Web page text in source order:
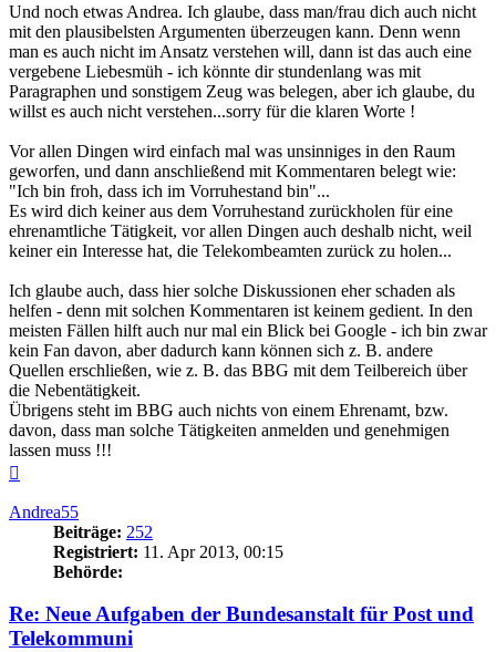
Und noch etwas Andrea. Ich glaube, dass man/frau dich auch nicht
mit den plausibelsten Argumenten überzeugen kann. Denn wenn
man es auch nicht im Ansatz verstehen will, dann ist das auch eine
vergebene Liebesmüh - ich könnte dir stundenlang was mit
Paragraphen und sonstigem Zeug was belegen, aber ich glaube, du
willst es auch nicht verstehen...sorry für die klaren Worte !
Vor allen Dingen wird einfach mal was unsinniges in den Raum
geworfen, und dann anschließend mit Kommentaren belegt wie:
"Ich bin froh, dass ich im Vorruhestand bin"...
Es wird dich keiner aus dem Vorruhestand zurückholen für eine
ehrenamtliche Tätigkeit, vor allen Dingen auch deshalb nicht, weil
keiner ein Interesse hat, die Telekombeamten zurück zu holen...
Ich glaube auch, dass hier solche Diskussionen eher schaden als
helfen - denn mit solchen Kommentaren ist keinem gedient. In den
meisten Fällen hilft auch nur mal ein Blick bei Google - ich bin zwar
kein Fan davon, aber dadurch kann können sich z. B. andere
Quellen erschließen, wie z. B. das BBG mit dem Teilbereich über
die Nebentätigkeit.
Übrigens steht im BBG auch nichts von einem Ehrenamt, bzw.
davon, dass man solche Tätigkeiten anmelden und genehmigen
lassen muss !!!
Andrea55
Beiträge: 252
Registriert: 11. Apr 2013, 00:15
Behörde:
Re: Neue Aufgaben der Bundesanstalt für Post und
Telekommuni